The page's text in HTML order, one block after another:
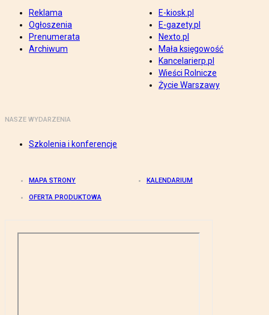
Reklama
Ogłoszenia
Prenumerata
Archiwum
E-kiosk.pl
E-gazety.pl
Nexto.pl
Mała księgowość
Kancelarierp.pl
Wieści Rolnicze
Życie Warszawy
NASZE WYDARZENIA
Szkolenia i konferencje
MAPA STRONY KALENDARIUM
OFERTA PRODUKTOWA